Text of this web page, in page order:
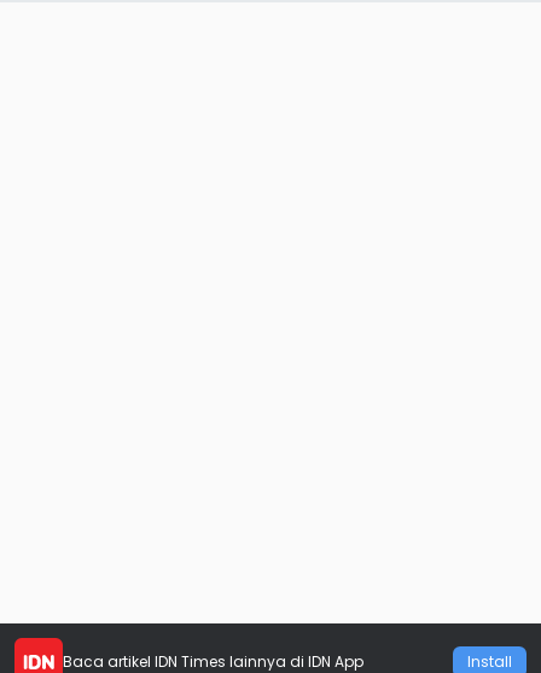
Baca artikel IDN Times lainnya di IDN App Install